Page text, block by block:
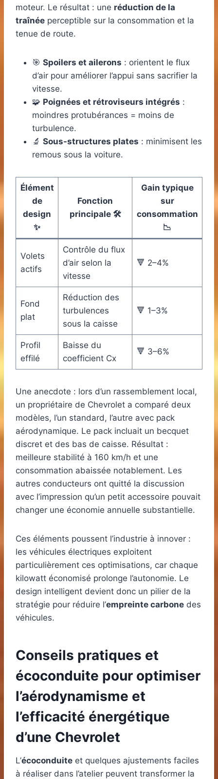
moteur. Le résultat : une réduction de la
traînée perceptible sur la consommation et la
tenue de route.
🎯 Spoilers et ailerons : orientent le flux
d’air pour améliorer l’appui sans sacrifier la
vitesse.
🧩 Poignées et rétroviseurs intégrés :
moindres protubérances = moins de
turbulence.
🔬 Sous-structures plates : minimisent les
remous sous la voiture.
Élément
de
design
✨
Fonction
principale 🛠️
Gain typique
sur
consommation
📉
Volets
actifs
Contrôle du flux
d’air selon la
vitesse
🔻 2–4%
Fond
plat
Réduction des
turbulences
sous la caisse
🔻 1–3%
Profil
effilé
Baisse du
coefficient Cx
🔻 3–6%
Une anecdote : lors d’un rassemblement local,
un propriétaire de Chevrolet a comparé deux
modèles, l’un standard, l’autre avec pack
aérodynamique. Le pack incluait un becquet
discret et des bas de caisse. Résultat :
meilleure stabilité à 160 km/h et une
consommation abaissée notablement. Les
autres conducteurs ont quitté la discussion
avec l’impression qu’un petit accessoire pouvait
changer une économie annuelle substantielle.
Ces éléments poussent l’industrie à innover :
les véhicules électriques exploitent
particulièrement ces optimisations, car chaque
kilowatt économisé prolonge l’autonomie. Le
design intelligent devient donc un pilier de la
stratégie pour réduire l’empreinte carbone des
véhicules.
Conseils pratiques et
écoconduite pour optimiser
l’aérodynamisme et
l’efficacité énergétique
d’une Chevrolet
L’écoconduite et quelques ajustements faciles
à réaliser dans l’atelier peuvent transformer la